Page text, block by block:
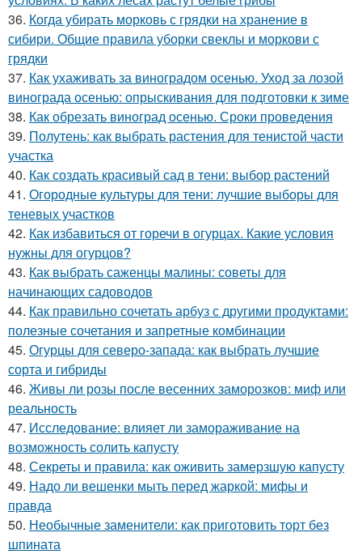
36. Когда убирать морковь с грядки на хранение в
сибири. Общие правила уборки свеклы и моркови с
грядки
37. Как ухаживать за виноградом осенью. Уход за лозой
винограда осенью: опрыскивания для подготовки к зиме
38. Как обрезать виноград осенью. Сроки проведения
39. Полутень: как выбрать растения для тенистой части
участка
40. Как создать красивый сад в тени: выбор растений
41. Огородные культуры для тени: лучшие выборы для
теневых участков
42. Как избавиться от горечи в огурцах. Какие условия
нужны для огурцов?
43. Как выбрать саженцы малины: советы для
начинающих садоводов
44. Как правильно сочетать арбуз с другими продуктами:
полезные сочетания и запретные комбинации
45. Огурцы для северо-запада: как выбрать лучшие
сорта и гибриды
46. Живы ли розы после весенних заморозков: миф или
реальность
47. Исследование: влияет ли замораживание на
возможность солить капусту
48. Секреты и правила: как оживить замерзшую капусту
49. Надо ли вешенки мыть перед жаркой: мифы и
правда
50. Необычные заменители: как приготовить торт без
шпината